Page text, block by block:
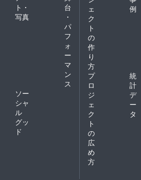
ト・
写真
台
・
パ
フ
ォ
ー
マ
ン
ス
ソー
シャ
ル
グッ
ド
ェ
ク
ト
の
作
り
方
例
プ
ロ
ジ
ェ
ク
ト
の
広
め
方
統
計
デ
ー
タ